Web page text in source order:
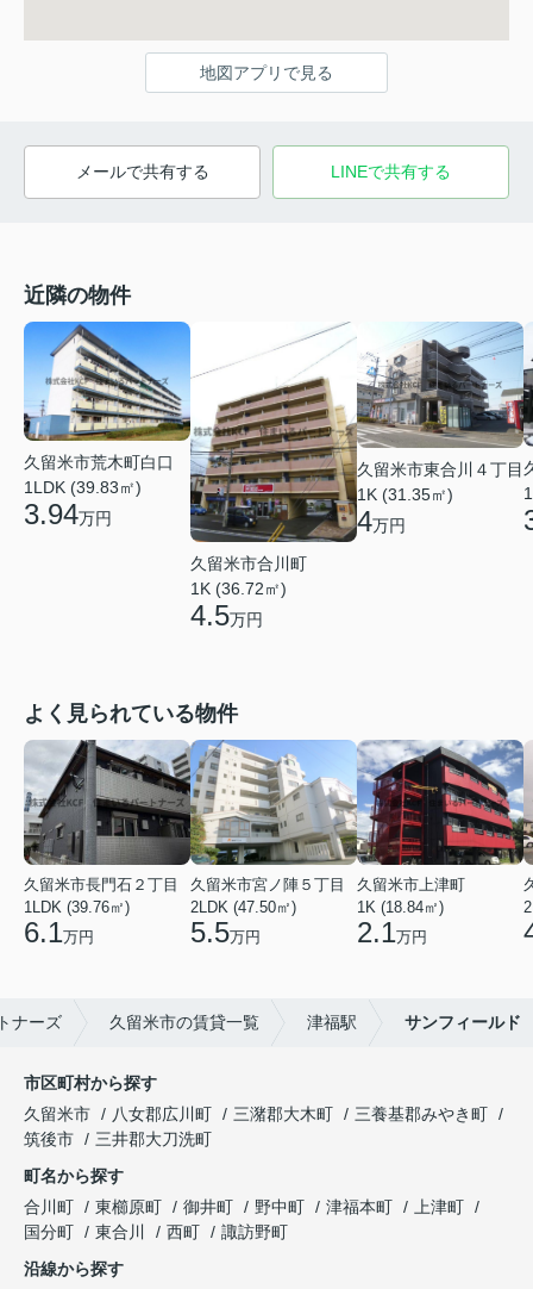
地図アプリで見る
メールで共有する LINEで共有する
近隣の物件
久留米市荒木町白口
1LDK (39.83㎡)
3.94万円
久留米市合川町
1K (36.72㎡)
4.5万円
久留米市東合川４丁目
1K (31.35㎡)
4万円
よく見られている物件
久留米市長門石２丁目
1LDK (39.76㎡)
6.1万円
久留米市宮ノ陣５丁目
2LDK (47.50㎡)
5.5万円
久留米市上津町
1K (18.84㎡)
2.1万円
ナーズ 久留米市の賃貸一覧 津福駅 サンフィールド
市区町村から探す
久留米市
八女郡広川町 三潴郡大木町
三養基郡みやき町
筑後市
三井郡大刀洗町
町名から探す
合川町
東櫛原町 御井町 野中町 津福本町
上津町
国分町
東合川 西町
諏訪野町
沿線から探す